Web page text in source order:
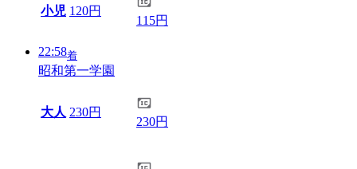
小児 120円
115円
22:58着
昭和第一学園
大人 230円
230円